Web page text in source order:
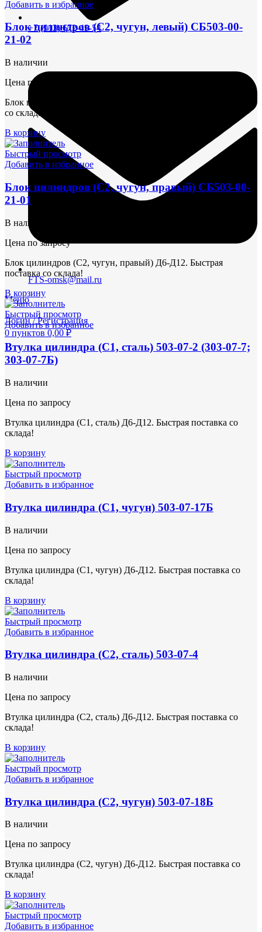
+7 (913) 672-49-54
FTS-omsk@mail.ru
Меню
Логин / Регистрация
0пунктов 0,00₽
Добавить в избранное
Блок цилиндров (С2, чугун, левый) СБ503-00-
21-02
В наличии
Цена по запросу
Блок цилиндров (С2, чугун, левый) Д6-Д12. Быстрая поставка
со склада!
В корзину
Быстрый просмотр
Добавить в избранное
Блок цилиндров (С2, чугун, правый) СБ503-00-
21-01
В наличии
Цена по запросу
Блок цилиндров (С2, чугун, правый) Д6-Д12. Быстрая
поставка со склада!
В корзину
Быстрый просмотр
Добавить в избранное
Втулка цилиндра (С1, сталь) 503-07-2 (303-07-7;
303-07-7Б)
В наличии
Цена по запросу
Втулка цилиндра (С1, сталь) Д6-Д12. Быстрая поставка со
склада!
В корзину
Быстрый просмотр
Добавить в избранное
Втулка цилиндра (С1, чугун) 503-07-17Б
В наличии
Цена по запросу
Втулка цилиндра (С1, чугун) Д6-Д12. Быстрая поставка со
склада!
В корзину
Быстрый просмотр
Добавить в избранное
Втулка цилиндра (С2, сталь) 503-07-4
В наличии
Цена по запросу
Втулка цилиндра (С2, сталь) Д6-Д12. Быстрая поставка со
склада!
В корзину
Быстрый просмотр
Добавить в избранное
Втулка цилиндра (С2, чугун) 503-07-18Б
В наличии
Цена по запросу
Втулка цилиндра (С2, чугун) Д6-Д12. Быстрая поставка со
склада!
В корзину
Быстрый просмотр
Добавить в избранное